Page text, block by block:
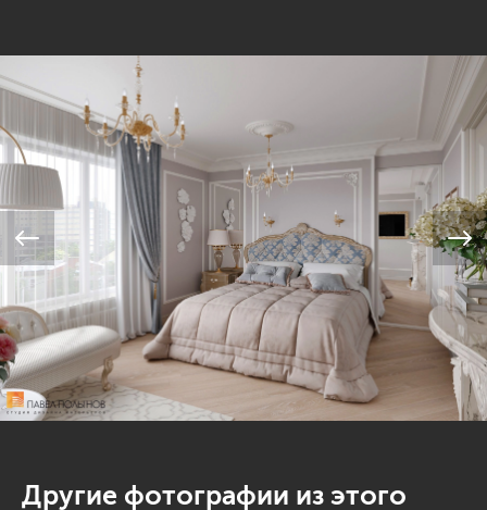
Другие фотографии из этого